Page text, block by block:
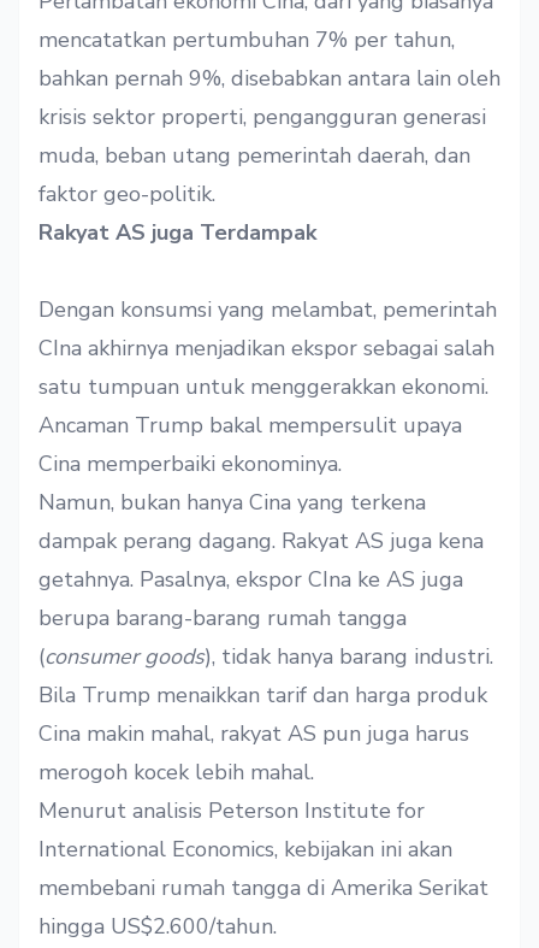
mencatatkan pertumbuhan 7% per tahun,
bahkan pernah 9%, disebabkan antara lain oleh
krisis sektor properti, pengangguran generasi
muda, beban utang pemerintah daerah, dan
faktor geo-politik.
Rakyat AS juga Terdampak
Dengan konsumsi yang melambat, pemerintah
CIna akhirnya menjadikan ekspor sebagai salah
satu tumpuan untuk menggerakkan ekonomi.
Ancaman Trump bakal mempersulit upaya
Cina memperbaiki ekonominya.
Namun, bukan hanya Cina yang terkena
dampak perang dagang. Rakyat AS juga kena
getahnya. Pasalnya, ekspor CIna ke AS juga
berupa barang-barang rumah tangga
(consumer goods), tidak hanya barang industri.
Bila Trump menaikkan tarif dan harga produk
Cina makin mahal, rakyat AS pun juga harus
merogoh kocek lebih mahal.
Menurut analisis Peterson Institute for
International Economics, kebijakan ini akan
membebani rumah tangga di Amerika Serikat
hingga US$2.600/tahun.